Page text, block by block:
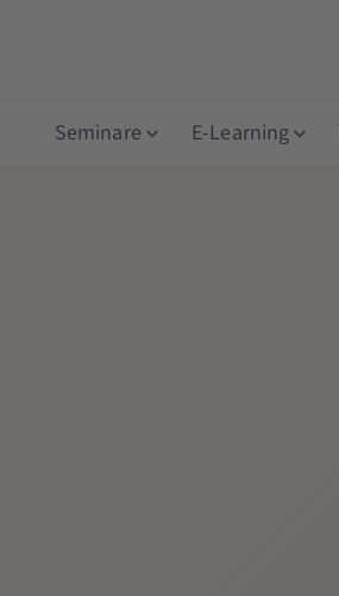
Seminare E-Learning